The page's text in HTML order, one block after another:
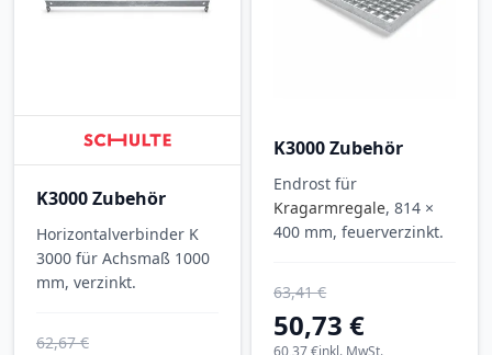
K3000 Zubehör
Horizontalverbinder K
3000 für Achsmaß 1000
mm, verzinkt.
62,67 €
K3000 Zubehör
Endrost für
Kragarmregale, 814 ×
400 mm, feuerverzinkt.
50,73 €
63,41 €